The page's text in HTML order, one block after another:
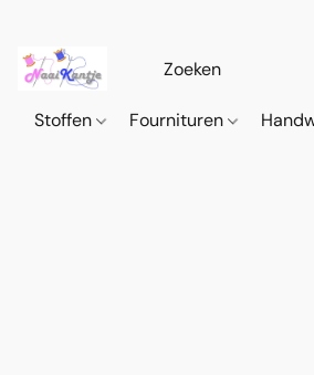
Stoffen Fournituren